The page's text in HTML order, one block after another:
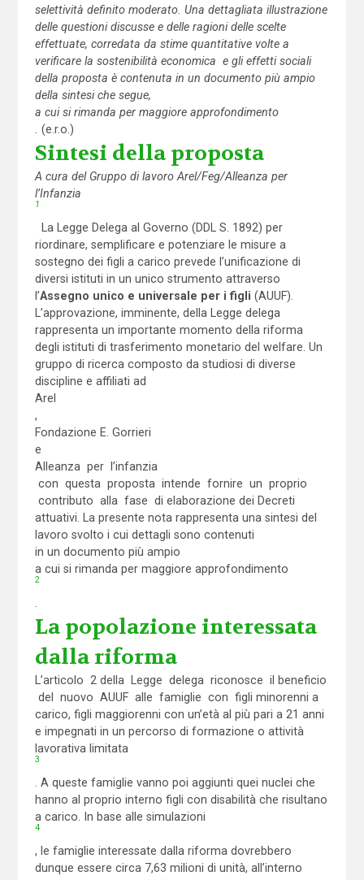
selettività definito moderato. Una dettagliata illustrazione
delle questioni discusse e delle ragioni delle scelte
effettuate, corredata da stime quantitative volte a
verificare la sostenibilità economica e gli effetti sociali
della proposta è contenuta in un documento più ampio
della sintesi che segue,
a cui si rimanda per maggiore approfondimento
(e.r.o.)
Sintesi della proposta
A cura del Gruppo di lavoro Arel/Feg/Alleanza per
l’Infanzia
1
La Legge Delega al Governo (DDL S. 1892) per
riordinare, semplificare e potenziare le misure a
sostegno dei figli a carico prevede l’unificazione di
diversi istituti in un unico strumento attraverso
l’Assegno unico e universale per i figli (AUUF).
L’approvazione, imminente, della Legge delega
rappresenta un importante momento della riforma
degli istituti di trasferimento monetario del welfare. Un
gruppo di ricerca composto da studiosi di diverse
discipline e affiliati ad
Arel
,
Fondazione E. Gorrieri
e
Alleanza per l’infanzia
con questa proposta intende fornire un proprio
contributo alla fase di elaborazione dei Decreti
attuativi. La presente nota rappresenta una sintesi del
lavoro svolto i cui dettagli sono contenuti
in un documento più ampio
a cui si rimanda per maggiore approfondimento
2
La popolazione interessata
dalla riforma
L’articolo 2 della Legge delega riconosce il beneficio
del nuovo AUUF alle famiglie con figli minorenni a
carico, figli maggiorenni con un’età al più pari a 21 anni
e impegnati in un percorso di formazione o attività
lavorativa limitata
3
. A queste famiglie vanno poi aggiunti quei nuclei che
hanno al proprio interno figli con disabilità che risultano
a carico. In base alle simulazioni
4
, le famiglie interessate dalla riforma dovrebbero
dunque essere circa 7,63 milioni di unità, all’interno